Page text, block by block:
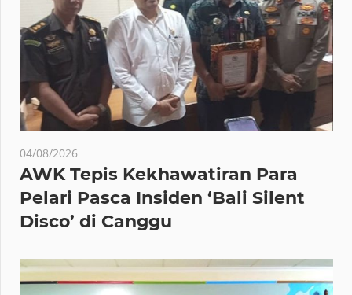
04/08/2026
AWK Tepis Kekhawatiran Para
Pelari Pasca Insiden ‘Bali Silent
Disco’ di Canggu